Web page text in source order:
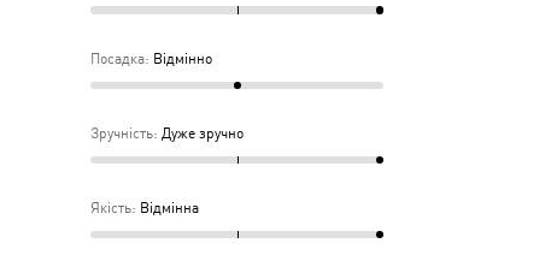
Посадка: Відмінно
Зручність: Дуже зручно
Якість: Відмінна